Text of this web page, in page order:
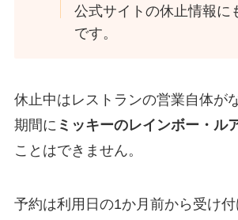
公式サイトの休止情報に
です。
休止中はレストランの営業自体が
期間に ミッキーのレインボー・ル
ことはできません。
予約は利用日の1か月前から受け